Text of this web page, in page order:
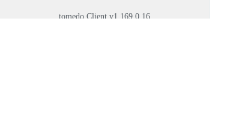
tomedo Client v1.169.0.16